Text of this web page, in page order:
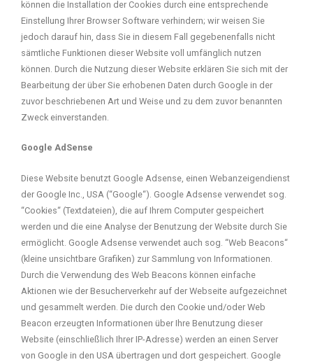
können die Installation der Cookies durch eine entsprechende
Einstellung Ihrer Browser Software verhindern; wir weisen Sie
jedoch darauf hin, dass Sie in diesem Fall gegebenenfalls nicht
sämtliche Funktionen dieser Website voll umfänglich nutzen
können. Durch die Nutzung dieser Website erklären Sie sich mit der
Bearbeitung der über Sie erhobenen Daten durch Google in der
zuvor beschriebenen Art und Weise und zu dem zuvor benannten
Zweck einverstanden.
Google AdSense
Diese Website benutzt Google Adsense, einen Webanzeigendienst
der Google Inc., USA (“Google“). Google Adsense verwendet sog.
“Cookies“ (Textdateien), die auf Ihrem Computer gespeichert
werden und die eine Analyse der Benutzung der Website durch Sie
ermöglicht. Google Adsense verwendet auch sog. “Web Beacons“
(kleine unsichtbare Grafiken) zur Sammlung von Informationen.
Durch die Verwendung des Web Beacons können einfache
Aktionen wie der Besucherverkehr auf der Webseite aufgezeichnet
und gesammelt werden. Die durch den Cookie und/oder Web
Beacon erzeugten Informationen über Ihre Benutzung dieser
Website (einschließlich Ihrer IP-Adresse) werden an einen Server
von Google in den USA übertragen und dort gespeichert. Google